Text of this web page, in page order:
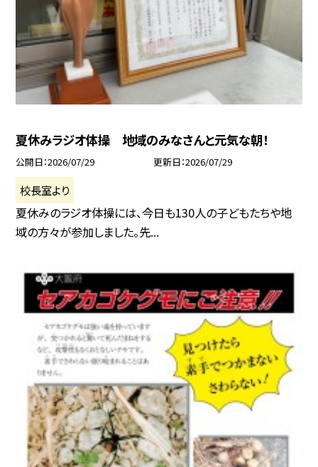
夏休みラジオ体操 地域のみなさんと元気な朝！
公開日 2026/07/29 更新日 2026/07/29
校長室より
夏休みのラジオ体操には、今日も130人の子どもたちや地
域の方々が参加しました。先...